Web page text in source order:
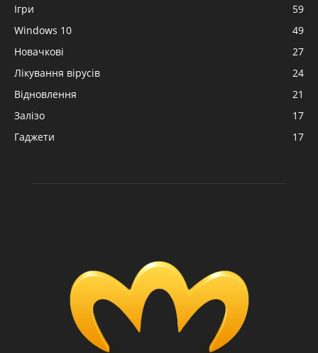
Ігри
59
Windows 10
49
Новачкові
27
Лікування вірусів
24
Відновлення
21
Залізо
17
Гаджети
17